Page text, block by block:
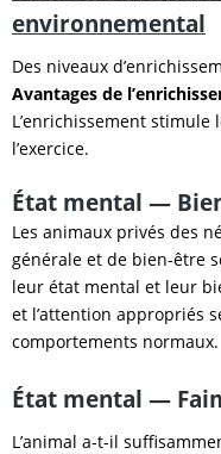
environnemental
Des niveaux
Avantages de
L’enrichissement stimule
l’exercice.
État mental —
Les animaux privés des
générale et de bien-être
leur état mental et leur
et l’attention appropriés
comportements normaux.
État mental —
L’animal a-t-il